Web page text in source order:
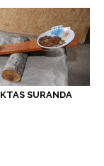
SURANDA